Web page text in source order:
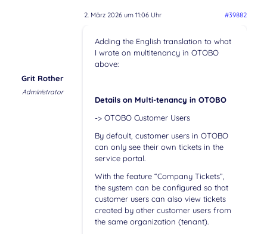
2. März 2026 um 11:06 Uhr #39882
Grit Rother
Administrator
Adding the English translation to what
I wrote on multitenancy in OTOBO
above:
Details on Multi-tenancy in OTOBO
-> OTOBO Customer Users
By default, customer users in OTOBO
can only see their own tickets in the
service portal.
With the feature “Company Tickets”,
the system can be configured so that
customer users can also view tickets
created by other customer users from
the same organization (tenant).